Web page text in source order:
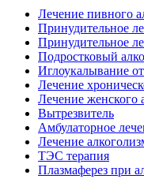
Лечение пивного
Принудительное
Принудительное
Подростковый
Иглоукалывание
Лечение
Лечение женского
Вытрезвитель
Амбулаторное
Лечение
ТЭС терапия
Плазмаферез при